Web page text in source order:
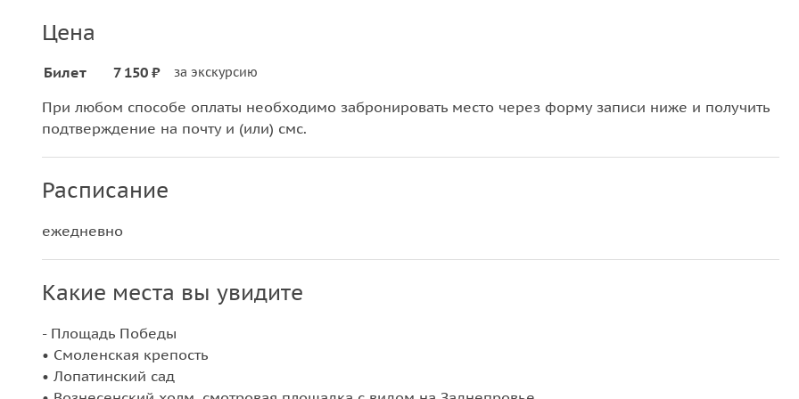
Цена
Билет 7 150 ₽ за экскурсию
При любом способе оплаты необходимо забронировать место через форму записи ниже и получить
подтверждение на почту и (или) смс.
Расписание
ежедневно
Какие места вы увидите
- Площадь Победы
• Смоленская крепость
• Лопатинский сад